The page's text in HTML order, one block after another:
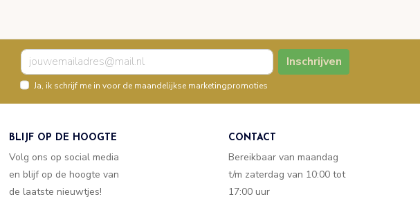
Inschrijven
Ja, ik schrijf me in voor de maandelijkse marketingpromoties
BLIJF OP DE HOOGTE
Volg ons op social media
en blijf op de hoogte van
de laatste nieuwtjes!
CONTACT
Bereikbaar van maandag
t/m zaterdag van 10:00 tot
17:00 uur